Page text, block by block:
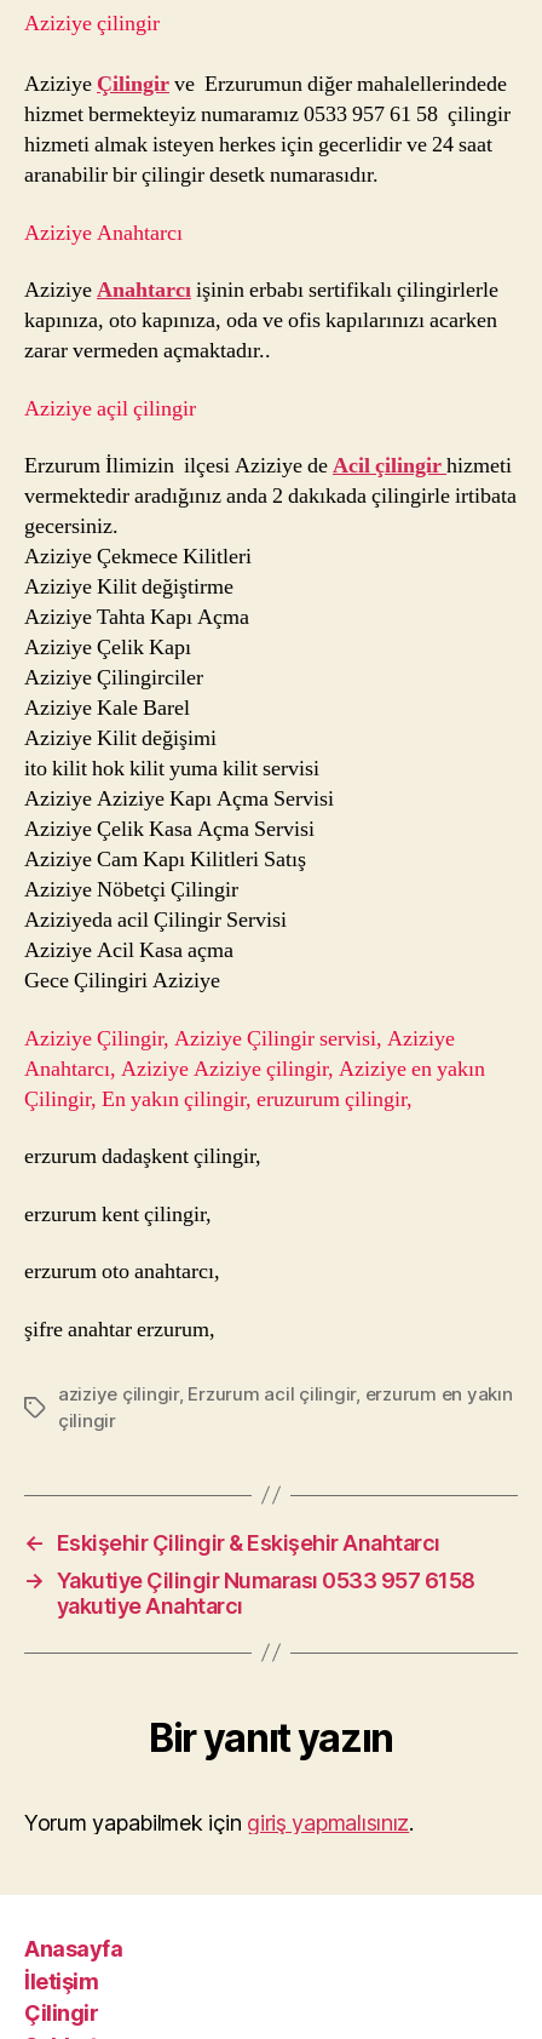
Aziziye çilingir
Aziziye Çilingirve Erzurumun diğer mahalellerindede
hizmet bermekteyiz numaramız 0533 957 61 58 çilingir
hizmeti almak isteyen herkes için gecerlidir ve 24 saat
aranabilir bir çilingir desetk numarasıdır.
Aziziye Anahtarcı
AziziyeAnahtarcıişinin erbabı sertifikalı çilingirlerle
kapınıza, oto kapınıza, oda ve ofis kapılarınızı acarken
zarar vermeden açmaktadır..
Aziziye açil çilingir
Erzurum İlimizin ilçesi Aziziye deAcil çilingirhizmeti
vermektedir aradığınız anda 2 dakıkada çilingirle irtibata
gecersiniz.
Aziziye Çekmece Kilitleri
Aziziye Kilit değiştirme
Aziziye Tahta Kapı Açma
Aziziye Çelik Kapı
Aziziye Çilingirciler
Aziziye Kale Barel
Aziziye Kilit değişimi
ito kilit hok kilit yuma kilit servisi
Aziziye Aziziye Kapı Açma Servisi
Aziziye Çelik Kasa Açma Servisi
Aziziye Cam Kapı Kilitleri Satış
Aziziye Nöbetçi Çilingir
Aziziyeda acil Çilingir Servisi
Aziziye Acil Kasa açma
Gece Çilingiri Aziziye
Aziziye Çilingir, Aziziye Çilingir servisi, Aziziye
Anahtarcı, Aziziye Aziziye çilingir, Aziziye en yakın
Çilingir, En yakın çilingir, eruzurum çilingir,
erzurum dadaşkent çilingir,
erzurum kent çilingir,
erzurum oto anahtarcı,
şifre anahtar erzurum,
Etiketler
aziziye çilingir, Erzurum acil çilingir, erzurum en yakın
çilingir
←
Eskişehir Çilingir & Eskişehir Anahtarcı
→ Yakutiye Çilingir Numarası 0533 957 6158
yakutiye Anahtarcı
Bir yanıt yazın
Yorum yapabilmek için giriş yapmalısınız.
Anasayfa
İletişim
Çilingir